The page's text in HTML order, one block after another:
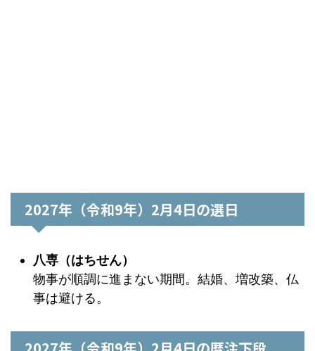
2027年（令和9年）2月4日の選日
八専（はちせん）
物事が順調に進まない期間。結婚、増改築、仏
事は避ける。